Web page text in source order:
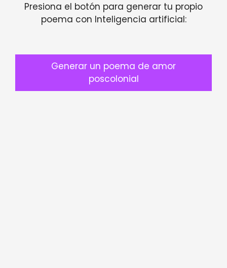
Presiona el botón para generar tu propio
poema con Inteligencia artificial:
Generar un poema de amor
poscolonial